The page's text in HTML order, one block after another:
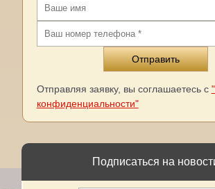
Отправляя заявку, вы соглашаетесь с
конфиденциальности"
Подписаться на